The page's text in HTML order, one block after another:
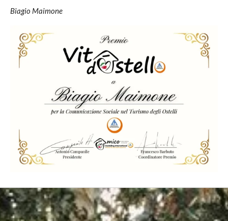
Biagio Maimone